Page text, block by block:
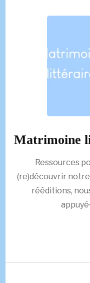
Matrimoine
Ressources
(re)découvrir
rééditions,